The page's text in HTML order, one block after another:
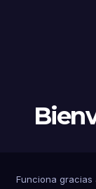
Funciona gracias